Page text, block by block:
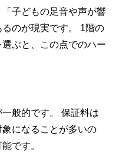
子どもの足音や声が響
のが現実です。 1階の
ぶと、この点でのハー
般的です。 保証料は
になることが多いの
です。